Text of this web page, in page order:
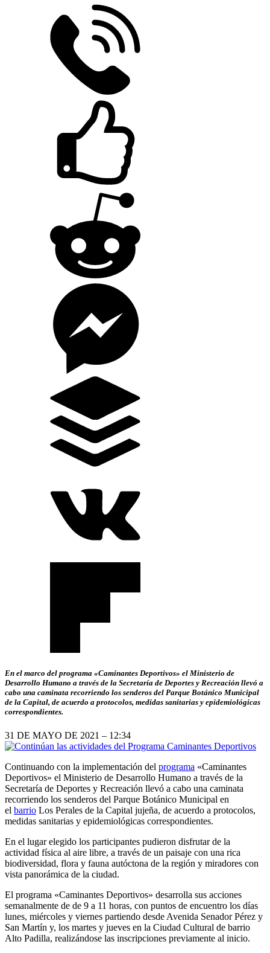
En el marco del programa «Caminantes Deportivos» el Ministerio de
Desarrollo Humano a través de la Secretaría de Deportes y Recreación llevó a
cabo una caminata recorriendo los senderos del Parque Botánico Municipal
de la Capital, de acuerdo a protocolos, medidas sanitarias y epidemiológicas
correspondientes.
31 DE MAYO DE 2021 – 12:34
Continuando con la implementación del programa «Caminantes
Deportivos» el Ministerio de Desarrollo Humano a través de la
Secretaría de Deportes y Recreación llevó a cabo una caminata
recorriendo los senderos del Parque Botánico Municipal en
el barrio Los Perales de la Capital jujeña, de acuerdo a protocolos,
medidas sanitarias y epidemiológicas correspondientes.
En el lugar elegido los participantes pudieron disfrutar de la
actividad física al aire libre, a través de un paisaje con una rica
biodiversidad, flora y fauna autóctona de la región y miradores con
vista panorámica de la ciudad.
El programa «Caminantes Deportivos» desarrolla sus acciones
semanalmente de de 9 a 11 horas, con puntos de encuentro los días
lunes, miércoles y viernes partiendo desde Avenida Senador Pérez y
San Martín y, los martes y jueves en la Ciudad Cultural de barrio
Alto Padilla, realizándose las inscripciones previamente al inicio.